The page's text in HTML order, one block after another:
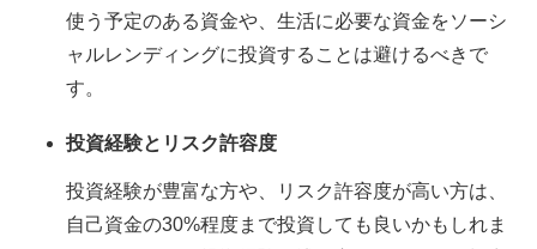
使う予定のある資金や、生活に必要な資金をソーシ
ャルレンディングに投資することは避けるべきで
す。
投資経験とリスク許容度
投資経験が豊富な方や、リスク許容度が高い方は、
自己資金の30%程度まで投資しても良いかもしれま